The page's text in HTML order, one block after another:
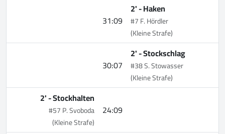
31:09
2' -Haken
#7 F. Hördler
(Kleine Strafe)
30:07
2' -Stockschlag
#38 S. Stowasser
(Kleine Strafe)
24:09
2' -Stockhalten
#57 P. Svoboda
(Kleine Strafe)